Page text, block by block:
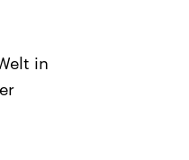
in